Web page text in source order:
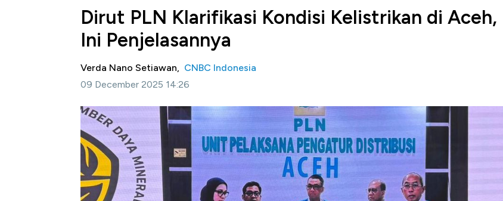
Dirut PLN Klarifikasi Kondisi Kelistrikan di Aceh,
Ini Penjelasannya
Verda Nano Setiawan, CNBC Indonesia
09 December 2025 14:26